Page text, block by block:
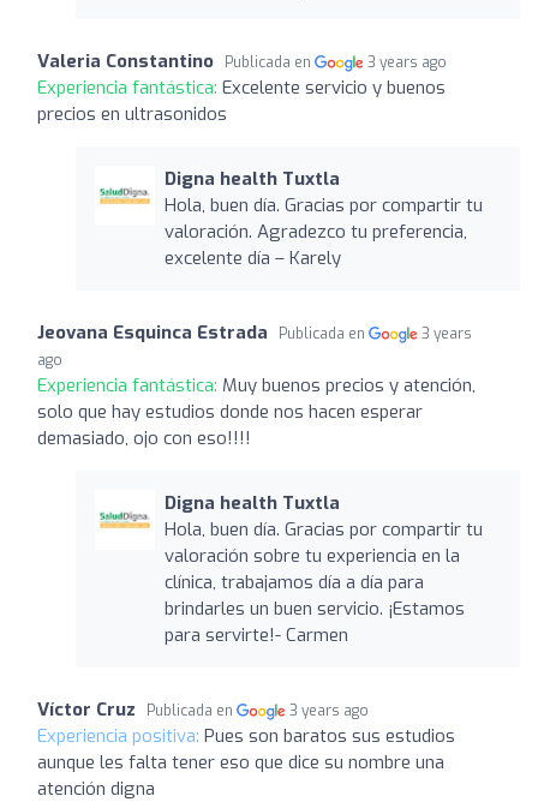
Valeria Constantino Publicada en 3 years ago
Experiencia fantástica: Excelente servicio y buenos
precios en ultrasonidos
Digna health Tuxtla
Hola, buen día. Gracias por compartir tu
valoración. Agradezco tu preferencia,
excelente día – Karely
Jeovana Esquinca Estrada Publicada en
3 years
ago
Experiencia fantástica: Muy buenos precios y atención,
solo que hay estudios donde nos hacen esperar
demasiado, ojo con eso!!!!
Digna health Tuxtla
Hola, buen día. Gracias por compartir tu
valoración sobre tu experiencia en la
clínica, trabajamos día a día para
brindarles un buen servicio. ¡Estamos
para servirte!- Carmen
Víctor Cruz Publicada en 3 years ago
Experiencia positiva: Pues son baratos sus estudios
aunque les falta tener eso que dice su nombre una
atención digna